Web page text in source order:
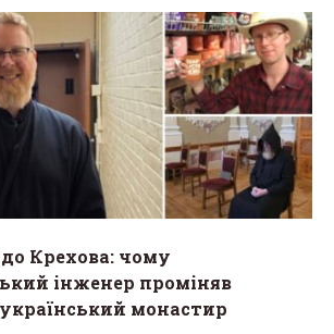
Крехова: чому
інженер проміняв
монастир